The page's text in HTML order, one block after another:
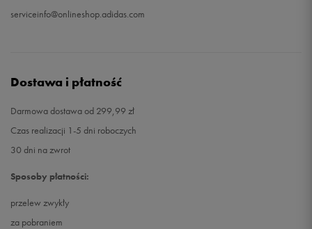
serviceinfo@onlineshop.adidas.com
Dostawa i płatność
Darmowa dostawa od 299,99 zł
Czas realizacji 1-5 dni roboczych
30 dni na zwrot
Sposoby płatności:
przelew zwykły
za pobraniem